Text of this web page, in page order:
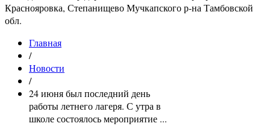
Краснояровка, Степанищево Мучкапского р-на Тамбовской
обл.
Главная
/
Новости
/
24 июня был последний день
работы летнего лагеря. С утра в
школе состоялось мероприятие ...